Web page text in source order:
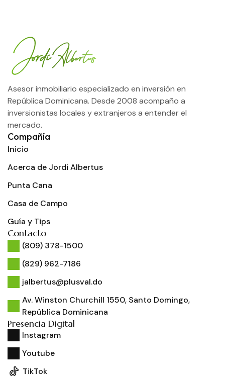
Asesor inmobiliario especializado en inversión en
República Dominicana. Desde 2008 acompaño a
inversionistas locales y extranjeros a entender el
mercado.
Compañía
Inicio
Acerca de Jordi Albertus
Punta Cana
Casa de Campo
Guía y Tips
Contacto
(809) 378-1500
(829) 962-7186
jalbertus@plusval.do
Av. Winston Churchill 1550, Santo Domingo,
República Dominicana
Presencia Digital
Instagram
Youtube
TikTok